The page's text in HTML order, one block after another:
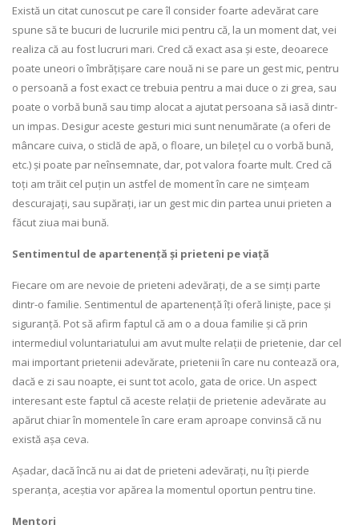
Există un citat cunoscut pe care îl consider foarte adevărat care
spune să te bucuri de lucrurile mici pentru că, la un moment dat, vei
realiza că au fost lucruri mari. Cred că exact asa și este, deoarece
poate uneori o îmbrățișare care nouă ni se pare un gest mic, pentru
o persoană a fost exact ce trebuia pentru a mai duce o zi grea, sau
poate o vorbă bună sau timp alocat a ajutat persoana să iasă dintr-
un impas. Desigur aceste gesturi mici sunt nenumărate (a oferi de
mâncare cuiva, o sticlă de apă, o floare, un bilețel cu o vorbă bună,
etc.) și poate par neînsemnate, dar, pot valora foarte mult. Cred că
toți am trăit cel puțin un astfel de moment în care ne simțeam
descurajați, sau supărați, iar un gest mic din partea unui prieten a
făcut ziua mai bună.
Sentimentul de apartenență și prieteni pe viață
Fiecare om are nevoie de prieteni adevărați, de a se simți parte
dintr-o familie. Sentimentul de apartenență îți oferă liniște, pace și
siguranță. Pot să afirm faptul că am o a doua familie și că prin
intermediul voluntariatului am avut multe relații de prietenie, dar cel
mai important prietenii adevărate, prietenii în care nu contează ora,
dacă e zi sau noapte, ei sunt tot acolo, gata de orice. Un aspect
interesant este faptul că aceste relații de prietenie adevărate au
apărut chiar în momentele în care eram aproape convinsă că nu
există așa ceva.
Așadar, dacă încă nu ai dat de prieteni adevărați, nu îți pierde
speranța, aceștia vor apărea la momentul oportun pentru tine.
Mentori